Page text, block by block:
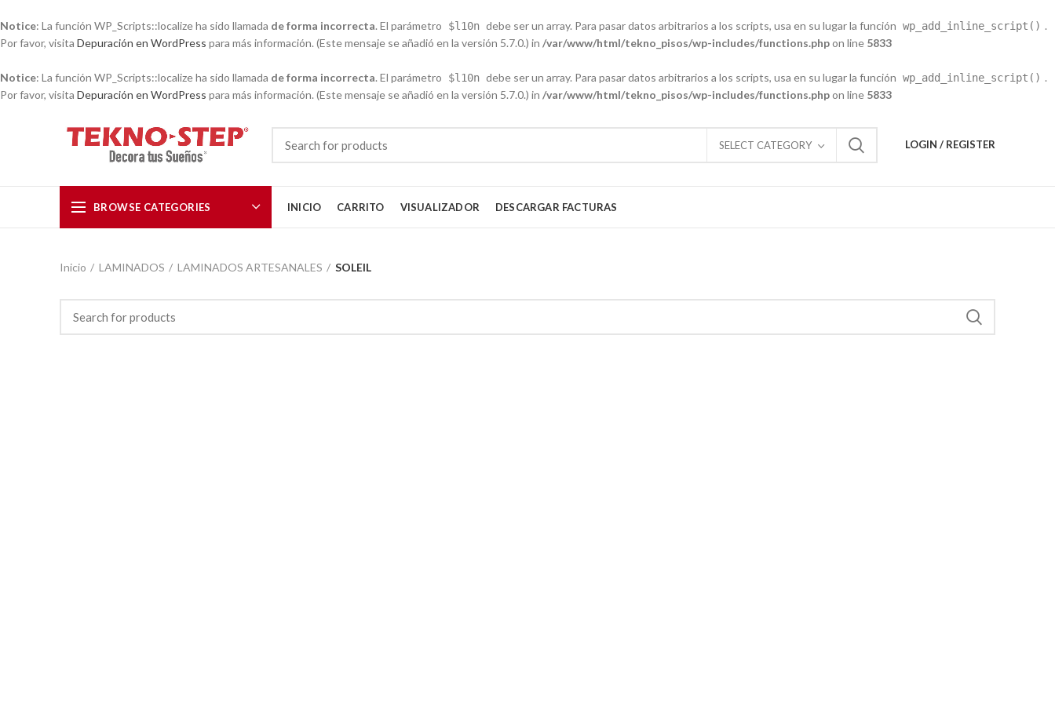
Notice: La función WP_Scripts::localize ha sido llamada de forma incorrecta. El parámetro $l10n debe ser un array. Para pasar datos arbitrarios a los scripts, usa en su lugar la función wp_add_inline_script() .
Por favor, visita Depuración en WordPress para más información. (Este mensaje se añadió en la versión 5.7.0.) in /var/www/html/tekno_pisos/wp-includes/functions.phpon line 5833
Notice: La función WP_Scripts::localize ha sido llamada de forma incorrecta. El parámetro $l10n debe ser un array. Para pasar datos arbitrarios a los scripts, usa en su lugar la función wp_add_inline_script() .
Por favor, visita Depuración en WordPress para más información. (Este mensaje se añadió en la versión 5.7.0.) in /var/www/html/tekno_pisos/wp-includes/functions.phpon line 5833
SELECT CATEGORY LOGIN / REGISTER
BROWSE CATEGORIES INICIO CARRITO VISUALIZADOR DESCARGAR FACTURAS
Inicio LAMINADOS LAMINADOS ARTESANALES SOLEIL